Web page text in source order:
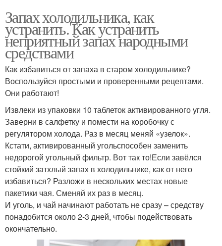
Запах холодильника, как
устранить. Как устранить
неприятный запах народными
средствами
Как избавиться от запаха в старом холодильнике?
Воспользуйся простыми и проверенными рецептами.
Они работают!
Извлеки из упаковки 10 таблеток активированного угля.
Заверни в салфетку и помести на коробочку с
регулятором холода. Раз в месяц меняй «узелок».
Кстати, активированный угольспособен заменить
недорогой угольный фильтр. Вот так то!Если завёлся
стойкий затхлый запах в холодильнике, как от него
избавиться? Разложи в нескольких местах новые
пакетики чая. Сменяй их раз в месяц.
И уголь, и чай начинают работать не сразу – средству
понадобится около 2-3 дней, чтобы подействовать
окончательно.